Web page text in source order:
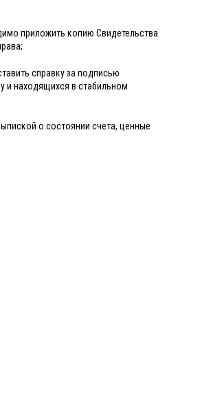
приложить копию Свидетельства
справку за подписью
и находящихся в стабильном
о состоянии счета, ценные